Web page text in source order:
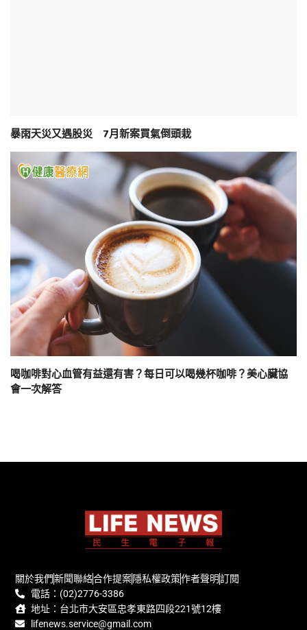
暴雨天災又遇股災 7月新案買氣倒頭栽
喝咖啡對心血管有益還有害？每日可以喝幾杯咖啡？美心臟協
會一次解答
關於我們新聞聯絡合作提案隱私權政策作者聲明訂閱
電話：(02)2776-3386
地址：台北市大安區忠孝東路四段221號12樓
lifenews.service@gmail.com